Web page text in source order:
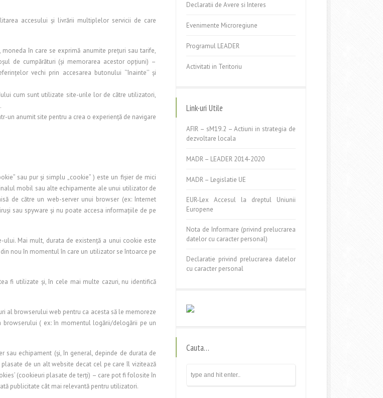
accesului și livrării multiplelor servicii de care
în care se exprimă anumite prețuri sau tarife,
de cumpărături (și memorarea acestor opțiuni) –
vechi prin accesarea butonului ‘’înainte’’ și
cum sunt utilizate site-urile lor de către utilizatori,
un anumit site pentru a crea o experiență de navigare
sau pur și simplu „cookie” ) este un fișier de mici
mobil sau alte echipamente ale unui utilizator de
de către un web-server unui browser (ex: Internet
sau spyware și nu poate accesa informațiile de pe
Mai mult, durata de existență a unui cookie este
nou în momentul în care un utilizator se întoarce pe
fi utilizate și, în cele mai multe cazuri, nu identifică
al browserului web pentru ca acesta să le memoreze
( ex: în momentul logării/delogării pe un
sau echipament (și, în general, depinde de durata de
de un alt website decat cel pe care îl vizitează
(cookieuri plasate de terți) – care pot fi folosite în
publicitate cât mai relevantă pentru utilizatori.
Declaratii de Avere si Interes
Evenimente Microregiune
Programul LEADER
Activitati in Teritoriu
Link-uri Utile
AFIR – sM19.2 – Actiuni in strategia de
dezvoltare locala
MADR – LEADER 2014-2020
MADR – Legislatie UE
EUR-Lex Accesul la dreptul Uniunii
Europene
Nota de Informare (privind prelucrarea
datelor cu caracter personal)
Declaratie privind prelucrarea datelor
cu caracter personal
Cauta…